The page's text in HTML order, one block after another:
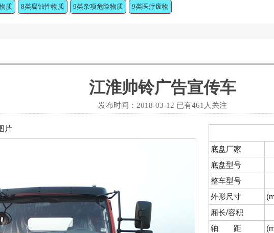
质 8类腐蚀性物质 9类杂项危险物质 9类医疗废物
江淮帅铃广告宣传车
发布时间：2018-03-12 已有461人关注
片
底盘厂家
底盘型号
整车型号
外形尺寸
厢长/容积
轴 距